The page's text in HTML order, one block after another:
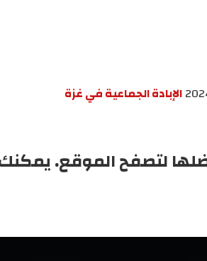
الإبادة الجماعية في غزة
لتصفح الموقع.